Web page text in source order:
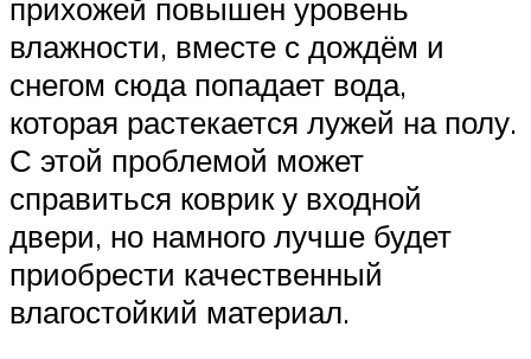
прихожей повышен уровень
влажности, вместе с дождём и
снегом сюда попадает вода,
которая растекается лужей на полу.
С этой проблемой может
справиться коврик у входной
двери, но намного лучше будет
приобрести качественный
влагостойкий материал.